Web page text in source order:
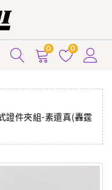
0 0
證件夾組-素還真(轟霆